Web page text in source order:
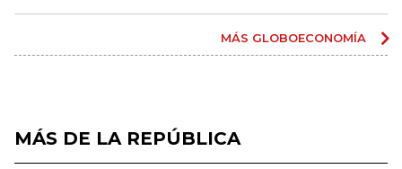
MÁS GLOBOECONOMÍA
MÁS DE LA REPÚBLICA